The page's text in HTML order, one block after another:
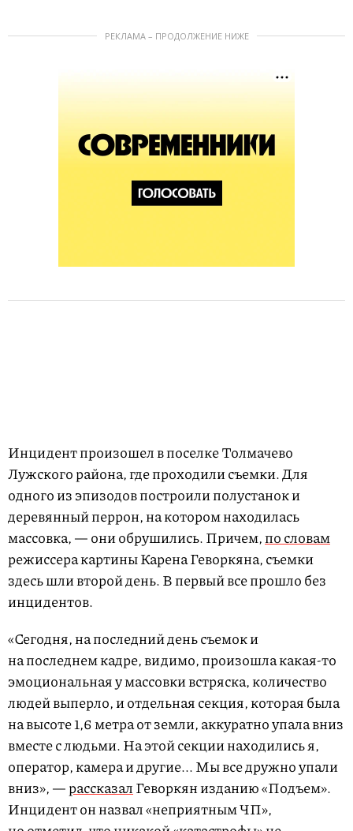
РЕКЛАМА – ПРОДОЛЖЕНИЕ НИЖЕ
Инцидент произошел в поселке Толмачево
Лужского района, где проходили съемки. Для
одного из эпизодов построили полустанок и
деревянный перрон, на котором находилась
массовка, — они обрушились. Причем,по словам
режиссера картины Карена Геворкяна, съемки
здесь шли второй день. В первый все прошло без
инцидентов.
«Сегодня, на последний день съемок и
на последнем кадре, видимо, произошла какая-то
эмоциональная у массовки встряска, количество
людей выперло, и отдельная секция, которая была
на высоте 1,6 метра от земли, аккуратно упала вниз
вместе с людьми. На этой секции находились я,
оператор, камера и другие... Мы все дружно упали
вниз», —рассказалГеворкян изданию «Подъем».
Инцидент он назвал «неприятным ЧП»,